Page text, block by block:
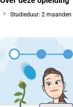
Studieduur: 2 maanden